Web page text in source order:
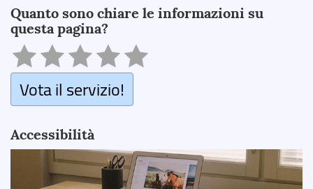
Quanto sono chiare le informazioni su
questa pagina?
Vota il servizio!
Accessibilità